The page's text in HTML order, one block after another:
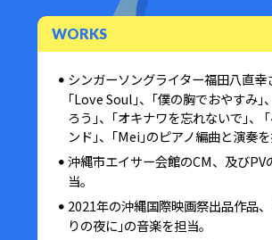
WORKS
シンガーソングライター福田八直幸
｢Love Soul｣、｢僕の胸でおやすみ｣
ろう｣、｢オキナワを忘れないで｣、
ンド｣、｢Mei｣のピアノ編曲と演奏を
沖縄市エイサー会館のCM、及びPV
当。
2021年の沖縄国際映画祭出品作品
りの夜に｣の音楽を担当。